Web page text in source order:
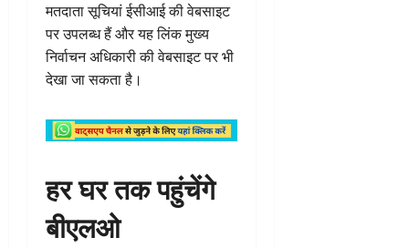
मतदाता सूचियां ईसीआई की वेबसाइट
पर उपलब्ध हैं और यह लिंक मुख्य
निर्वाचन अधिकारी की वेबसाइट पर भी
देखा जा सकता है।
हर घर तक पहुंचेंगे
बीएलओ